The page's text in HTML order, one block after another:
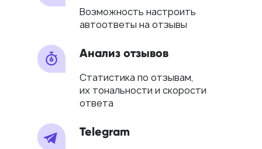
Возможность настроить
автоответы на отзывы
Анализ отзывов
Telegram
Статистика по отзывам,
их тональности и скорости
ответа